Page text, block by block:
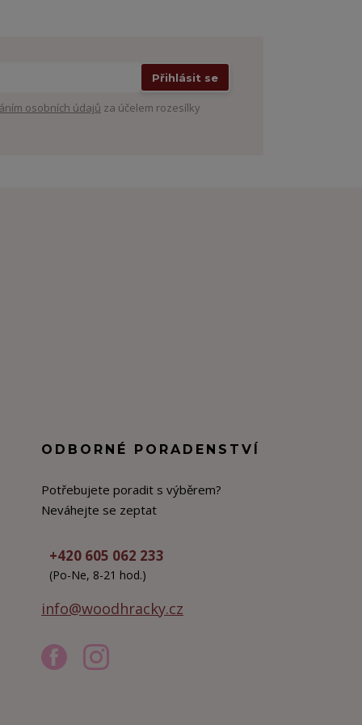
Přihlásit se
osobních údajů za účelem rozesílky
ODBORNÉ PORADENSTVÍ
Potřebujete poradit s výběrem?
Neváhejte se zeptat
+420 605 062 233
(Po-Ne, 8-21 hod.)
info@woodhracky.cz